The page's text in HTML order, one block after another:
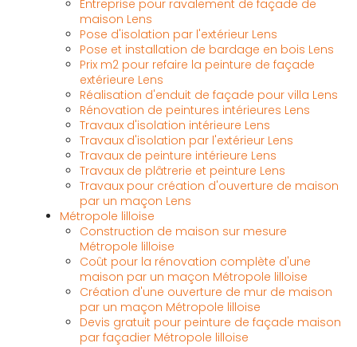
Entreprise pour ravalement de façade de
maison Lens
Pose d'isolation par l'extérieur Lens
Pose et installation de bardage en bois Lens
Prix m2 pour refaire la peinture de façade
extérieure Lens
Réalisation d'enduit de façade pour villa Lens
Rénovation de peintures intérieures Lens
Travaux d'isolation intérieure Lens
Travaux d'isolation par l'extérieur Lens
Travaux de peinture intérieure Lens
Travaux de plâtrerie et peinture Lens
Travaux pour création d'ouverture de maison
par un maçon Lens
Métropole lilloise
Construction de maison sur mesure
Métropole lilloise
Coût pour la rénovation complète d'une
maison par un maçon Métropole lilloise
Création d'une ouverture de mur de maison
par un maçon Métropole lilloise
Devis gratuit pour peinture de façade maison
par façadier Métropole lilloise